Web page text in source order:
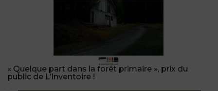
« Quelque part dans la forêt primaire », prix du
public de L’Inventoire !